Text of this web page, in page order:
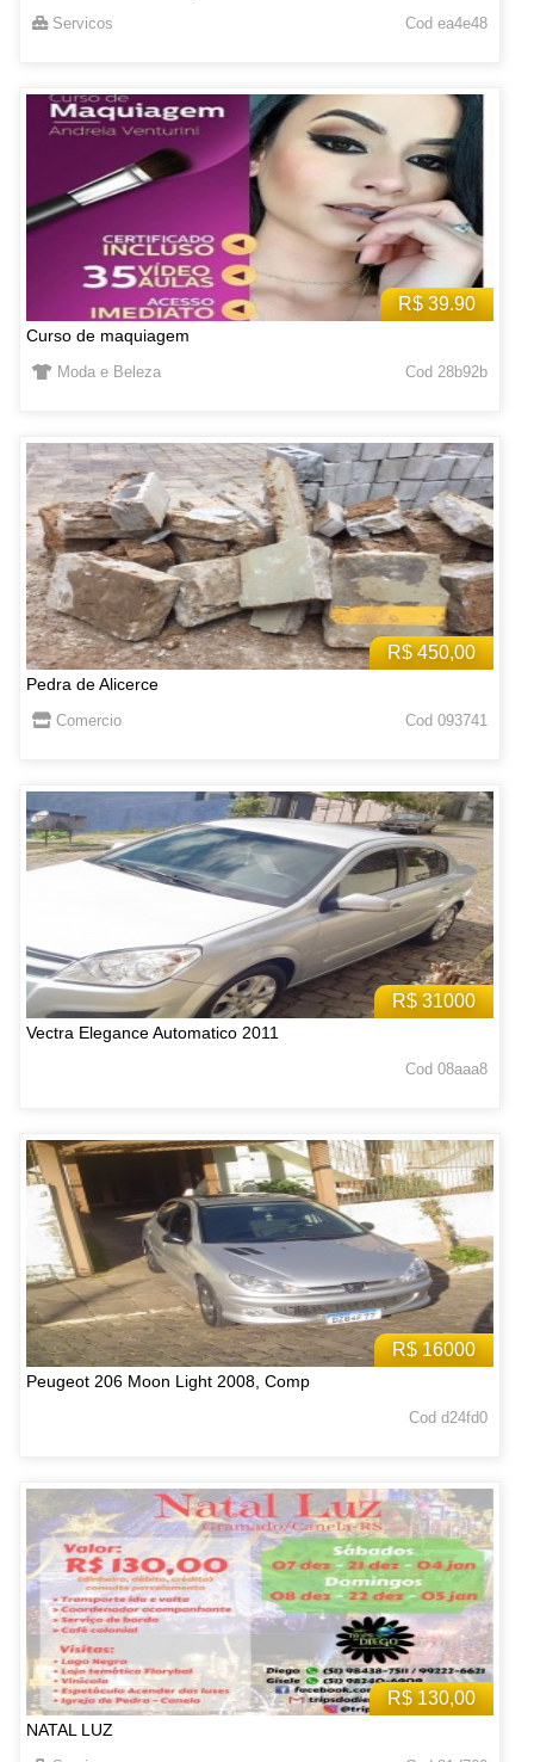
Servicos Cod ea4e48
R$ 39.90
Curso de maquiagem
Moda e Beleza Cod 28b92b
R$ 450,00
Pedra de Alicerce
Comercio Cod 093741
R$ 31000
Vectra Elegance Automatico 2011
Cod 08aaa8
R$ 16000
Peugeot 206 Moon Light 2008, Comp
Cod d24fd0
R$ 130,00
NATAL LUZ